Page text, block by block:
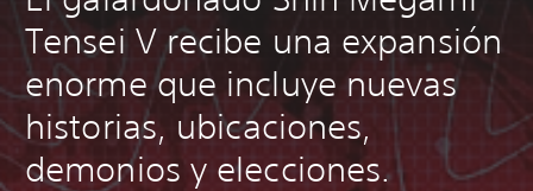
Tensei V recibe una expansión
enorme que incluye nuevas
historias, ubicaciones,
demonios y elecciones.